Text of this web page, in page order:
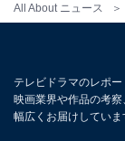
All About ニュース
テレビドラマのレポ
映画業界や作品の考
幅広くお届けしていま